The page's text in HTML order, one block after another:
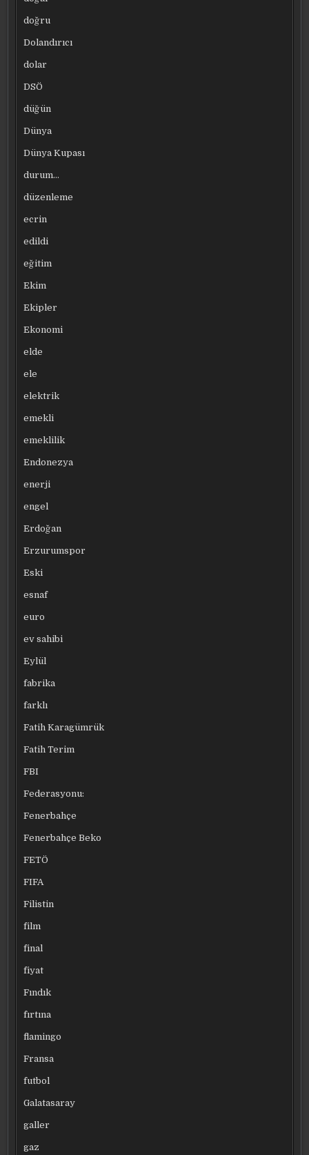
doğru
Dolandırıcı
dolar
DSÖ
düğün
Dünya
Dünya Kupası
durum…
düzenleme
ecrin
edildi
eğitim
Ekim
Ekipler
Ekonomi
elde
ele
elektrik
emekli
emeklilik
Endonezya
enerji
engel
Erdoğan
Erzurumspor
Eski
esnaf
euro
ev sahibi
Eylül
fabrika
farklı
Fatih Karagümrük
Fatih Terim
FBI
Federasyonu:
Fenerbahçe
Fenerbahçe Beko
FETÖ
FIFA
Filistin
film
final
fiyat
Fındık
fırtına
flamingo
Fransa
futbol
Galatasaray
galler
gaz